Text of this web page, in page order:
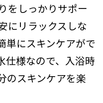
をしっかりサポー
にリラックスしな
単にスキンケアがで
仕様なので、入浴時
のスキンケアを楽